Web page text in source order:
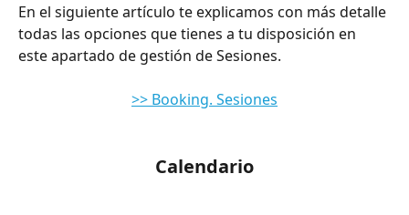
En el siguiente artículo te explicamos con más detalle
todas las opciones que tienes a tu disposición en
este apartado de gestión de Sesiones.
>> Booking. Sesiones
Calendario